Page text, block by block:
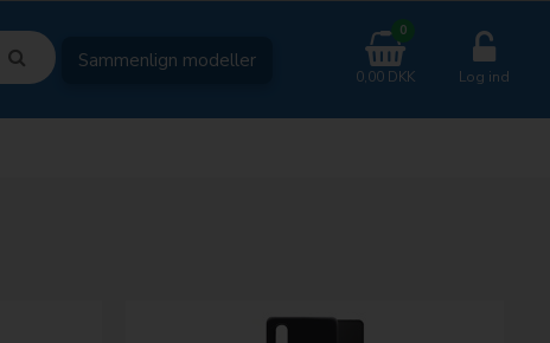
Sammenlign modeller
0
0,00 DKK Log ind